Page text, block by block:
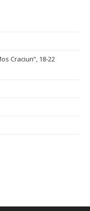
Craciun”, 18-22